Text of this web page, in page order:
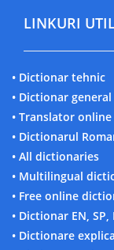
LINKURI
• Dictionar tehnic
• Dictionar general
• Translator online
• Dictionarul
• All dictionaries
• Multilingual
• Free online
• Dictionar EN, SP,
• Dictionare